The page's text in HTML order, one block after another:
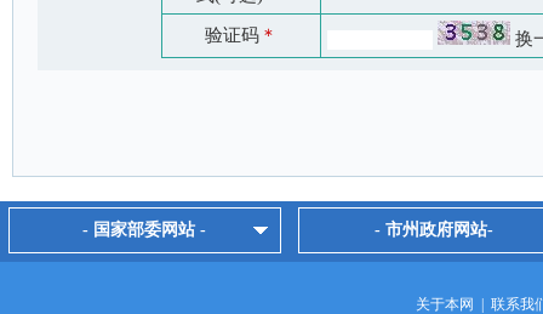
验证码 ＊ 换
- 国家部委网站 - - 市州政府网站-
关于本网 联系我